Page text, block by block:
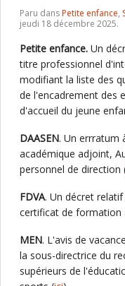
Paru dansPetite enfance,
jeudi 18 décembre 2025.
Petite enfance. Un
titre professionnel
modifiant la liste des
de l'encadrement des
d'accueil du jeune
DAASEN. Un errratum
académique adjoint,
personnel de direction
FDVA. Un décret
certificat de formation
MEN. L'avis de
la sous-directrice du
supérieurs de